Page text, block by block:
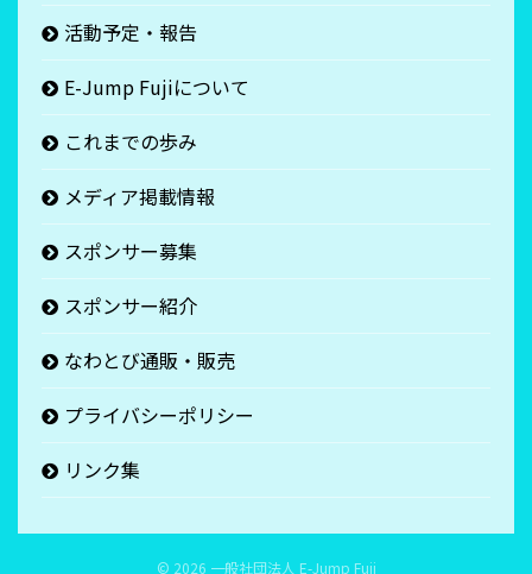
活動予定・報告
E-Jump Fujiについて
これまでの歩み
メディア掲載情報
スポンサー募集
スポンサー紹介
なわとび通販・販売
プライバシーポリシー
リンク集
© 2026 一般社団法人 E-Jump Fuji